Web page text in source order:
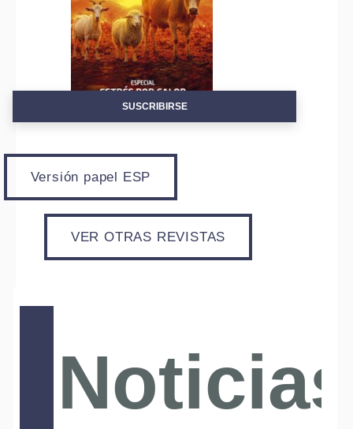
SUSCRIBIRSE
Versión papel ESP
VER OTRAS REVISTAS
Noticias